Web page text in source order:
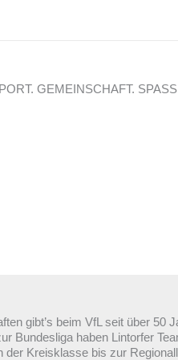
GEMEINSCHAFT.
gibt’s beim VfL seit über 50
Bundesliga haben Lintorfer
der Kreisklasse bis zur